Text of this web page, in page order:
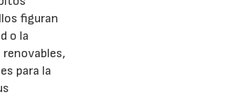
figuran
o la
para la